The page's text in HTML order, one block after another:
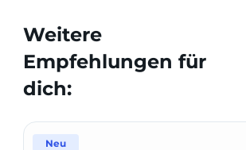
Weitere
Empfehlungen für
dich:
Neu